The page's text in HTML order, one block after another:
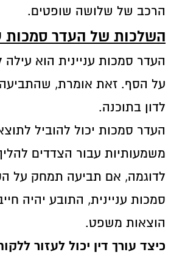
הרכב של שלושה שופטים.
השלכות של העדר סמכות
העדר סמכות עניינית הוא
על הסף. זאת אומרת,
לדון בתוכנה.
העדר סמכות יכול להוביל
משמעותיות עבור הצדדים
לדוגמה, אם תביעה תמחק על
סמכות עניינית, התובע יהיה
הוצאות משפט.
כיצד עורך דין יכול לעזור